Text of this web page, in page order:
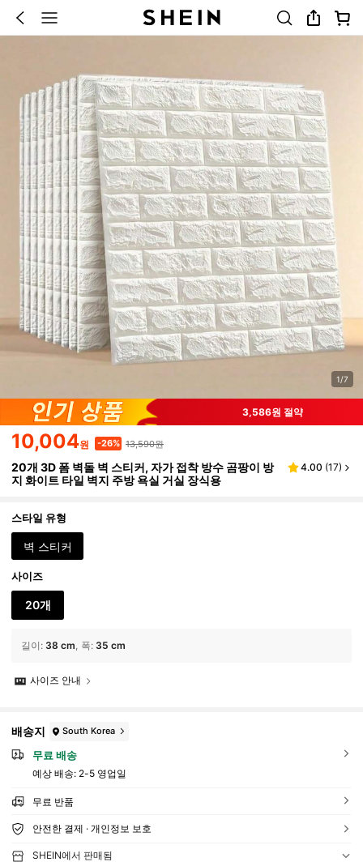
1/7
3,586원 절약
10,004원 -26% 13,590원
20개 3D 폼 벽돌 벽 스티커, 자가 접착 방수 곰팡이 방
지 화이트 타일 벽지 주방 욕실 거실 장식용
4.00 (17)
스타일 유형
벽 스티커
사이즈
20개
길이 : 38 cm 폭: 35 cm
사이즈 안내
배송지 South Korea
무료 배송
예상 배송: 2-5 영업일
무료 반품
안전한 결제 · 개인정보 보호
SHEIN에서 판매됨